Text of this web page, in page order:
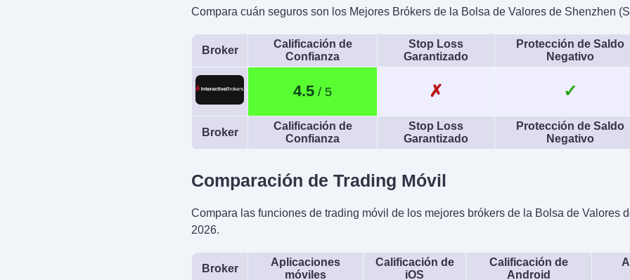
eSignal, TradingCentral,
Trading Automatizado
Capitalise.ai, TWS API
Stop
Compara cuán seguros son los Mejores Brókers de la Bolsa de Valores de Shenzhen
Broker
Calificación de
Confianza
Stop Loss
Garantizado
Protección de Saldo
Negativo
4.5 ✗ ✓
Broker
Calificación de
Confianza
Stop Loss
Garantizado
Protección de Saldo
Negativo
Comparación de Trading Móvil
Compara las funciones de trading móvil de los mejores brókers de la Bolsa de Valores
2026.
Broker
Aplicaciones
móviles
Calificación de
iOS
Calificación de
Android